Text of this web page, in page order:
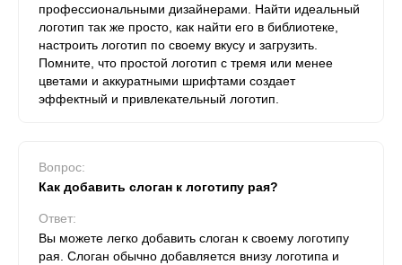
профессиональными дизайнерами. Найти идеальный
логотип так же просто, как найти его в библиотеке,
настроить логотип по своему вкусу и загрузить.
Помните, что простой логотип с тремя или менее
цветами и аккуратными шрифтами создает
эффектный и привлекательный логотип.
Вопрос:
Как добавить слоган к логотипу рая?
Ответ:
Вы можете легко добавить слоган к своему логотипу
рая. Слоган обычно добавляется внизу логотипа и